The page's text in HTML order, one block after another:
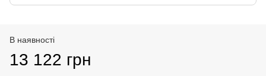
В наявності
13 122 грн